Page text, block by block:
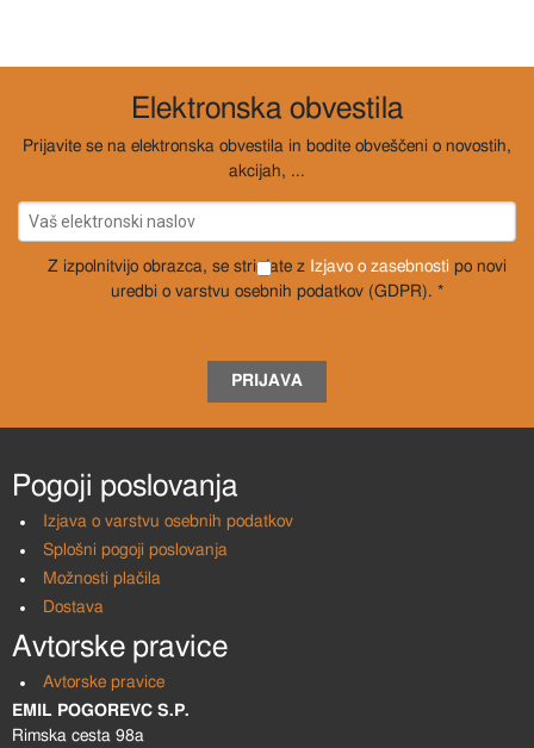
Elektronska obvestila
Prijavite se na elektronska obvestila in bodite obveščeni o novostih,
akcijah, ...
Z izpolnitvijo obrazca, se strinjate z Izjavo o zasebnosti po novi
uredbi o varstvu osebnih podatkov (GDPR). *
PRIJAVA
Pogoji poslovanja
Izjava o varstvu osebnih podatkov
Splošni pogoji poslovanja
Možnosti plačila
Dostava
Avtorske pravice
Avtorske pravice
EMIL POGOREVC S.P.
Rimska cesta 98a